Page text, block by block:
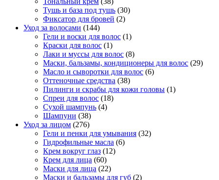
Тушь и база под тушь (30)
Фиксатор для бровей (2)
Уход за волосами (144)
Гели и воски для волос (1)
Краски для волос (1)
Лаки и муссы для волос (8)
Маски, бальзамы, кондиционеры для волос (29)
Масло и сыворотки для волос (6)
Оттеночные средства (38)
Пилинги и скрабы для кожи головы (1)
Спреи для волос (18)
Сухой шампунь (4)
Шампуни (38)
Уход за лицом (276)
Гели и пенки для умывания (32)
Гидрофильные масла (6)
Крем вокруг глаз (12)
Крем для лица (60)
Маски для лица (22)
Маски и бальзамы для губ (2)